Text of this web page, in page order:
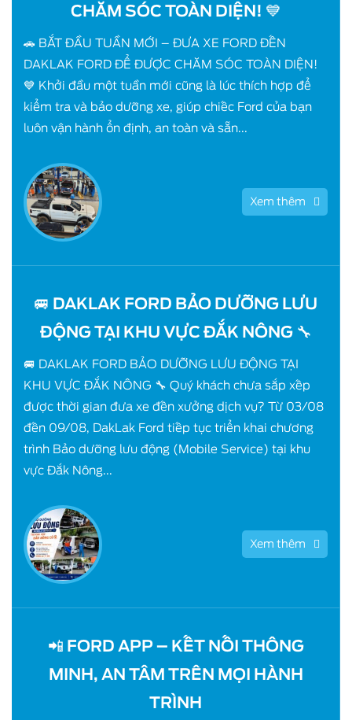
CHĂM SÓC TOÀN DIỆN! 💙
🚗 BẮT ĐẦU TUẦN MỚI – ĐƯA XE FORD ĐẾN
DAKLAK FORD ĐỂ ĐƯỢC CHĂM SÓC TOÀN DIỆN!
💙 Khởi đầu một tuần mới cũng là lúc thích hợp để
kiểm tra và bảo dưỡng xe, giúp chiếc Ford của bạn
luôn vận hành ổn định, an toàn và sẵn...
Xem thêm
🚐 DAKLAK FORD BẢO DƯỠNG LƯU
ĐỘNG TẠI KHU VỰC ĐẮK NÔNG 🔧
🚐 DAKLAK FORD BẢO DƯỠNG LƯU ĐỘNG TẠI
KHU VỰC ĐẮK NÔNG 🔧 Quý khách chưa sắp xếp
được thời gian đưa xe đến xưởng dịch vụ? Từ 03/08
đến 09/08, DakLak Ford tiếp tục triển khai chương
trình Bảo dưỡng lưu động (Mobile Service) tại khu
vực Đắk Nông...
Xem thêm
📲 FORD APP – KẾT NỐI THÔNG
MINH, AN TÂM TRÊN MỌI HÀNH
TRÌNH